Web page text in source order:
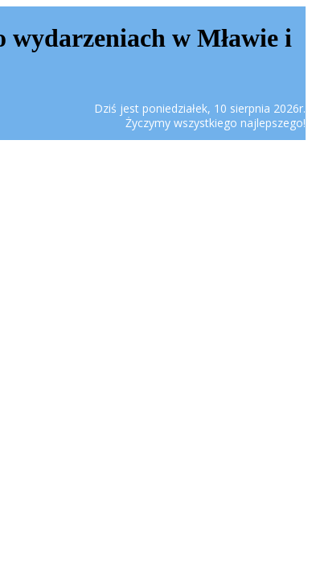
w Mławie i
Dziś jest poniedziałek, 10 sierpnia 2026r.
Życzymy wszystkiego najlepszego!